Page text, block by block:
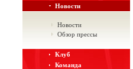
Новости
Новости
Обзор прессы
Клуб
Команда